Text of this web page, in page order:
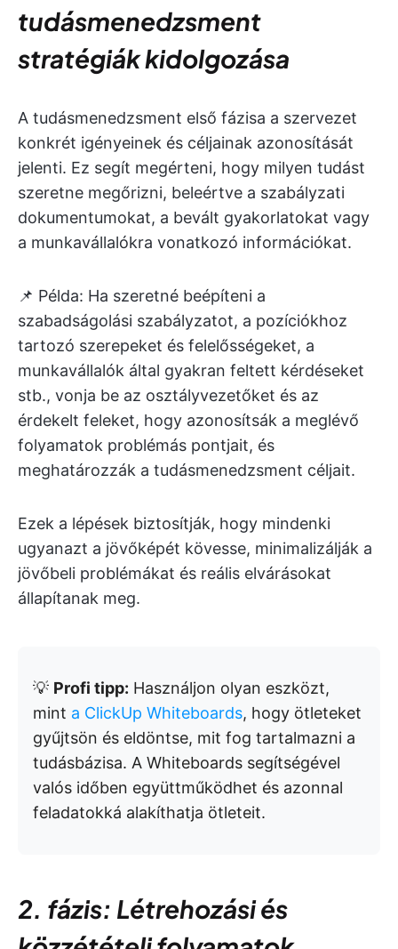
tudásmenedzsment
stratégiák kidolgozása
A tudásmenedzsment első fázisa a szervezet
konkrét igényeinek és céljainak azonosítását
jelenti. Ez segít megérteni, hogy milyen tudást
szeretne megőrizni, beleértve a szabályzati
dokumentumokat, a bevált gyakorlatokat vagy
a munkavállalókra vonatkozó információkat.
📌 Példa: Ha szeretné beépíteni a
szabadságolási szabályzatot, a pozíciókhoz
tartozó szerepeket és felelősségeket, a
munkavállalók által gyakran feltett kérdéseket
stb., vonja be az osztályvezetőket és az
érdekelt feleket, hogy azonosítsák a meglévő
folyamatok problémás pontjait, és
meghatározzák a tudásmenedzsment céljait.
Ezek a lépések biztosítják, hogy mindenki
ugyanazt a jövőképét kövesse, minimalizálják a
jövőbeli problémákat és reális elvárásokat
állapítanak meg.
💡 Profi tipp: Használjon olyan eszközt,
mint a ClickUp Whiteboards, hogy ötleteket
gyűjtsön és eldöntse, mit fog tartalmazni a
tudásbázisa. A Whiteboards segítségével
valós időben együttműködhet és azonnal
feladatokká alakíthatja ötleteit.
2. fázis: Létrehozási és